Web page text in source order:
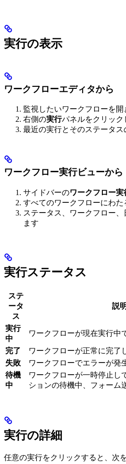
実行の表示
ワークフローエディタから
監視したいワークフローを開
右側の実行パネルをクリック
最近の実行とそのステータ
ワークフロー実行ビューから
サイドバーのワークフロー実
すべてのワークフローにわ
ステータス、ワークフロー
ます
実行ステータス
ステ
ータ
ス
説明
実行
中
ワークフローが現在実行中
完了
ワークフローが正常に完了
失敗
ワークフローでエラーが発
待機
中
ワークフローが一時停止し
ションの待機中、フォーム
実行の詳細
任意の実行をクリックすると、次